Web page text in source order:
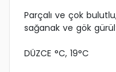
Parçalı ve çok
sağanak ve gök
DÜZCE °C, 19°C